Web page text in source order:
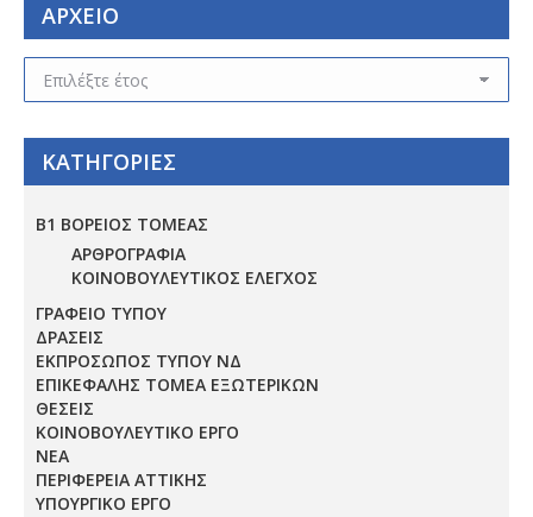
ΑΡΧΕΙΟ
ΑΡΧΕΙΟ
ΚΑΤΗΓΟΡΙΕΣ
Β1 ΒΟΡΕΙΟΣ ΤΟΜΕΑΣ
ΑΡΘΡΟΓΡΑΦΙΑ
ΚΟΙΝΟΒΟΥΛΕΥΤΙΚΟΣ ΕΛΕΓΧΟΣ
ΓΡΑΦΕΙΟ ΤΥΠΟΥ
ΔΡΑΣΕΙΣ
ΕΚΠΡΟΣΩΠΟΣ ΤΥΠΟΥ ΝΔ
ΕΠΙΚΕΦΑΛΗΣ ΤΟΜΕΑ ΕΞΩΤΕΡΙΚΩΝ
ΘΕΣΕΙΣ
ΚΟΙΝΟΒΟΥΛΕΥΤΙΚΟ ΕΡΓΟ
ΝΕΑ
ΠΕΡΙΦΕΡΕΙΑ ΑΤΤΙΚΗΣ
ΥΠΟΥΡΓΙΚΟ ΕΡΓΟ